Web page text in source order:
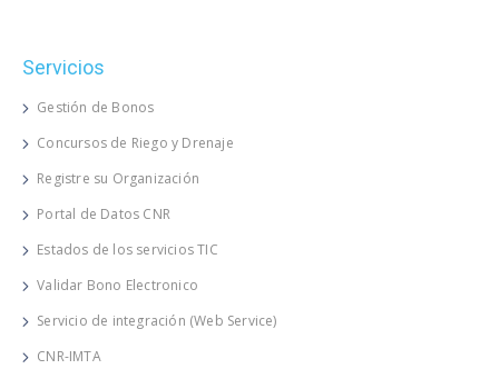
Servicios
Gestión de Bonos
Concursos de Riego y Drenaje
Registre su Organización
Portal de Datos CNR
Estados de los servicios TIC
Validar Bono Electronico
Servicio de integración (Web Service)
CNR-IMTA